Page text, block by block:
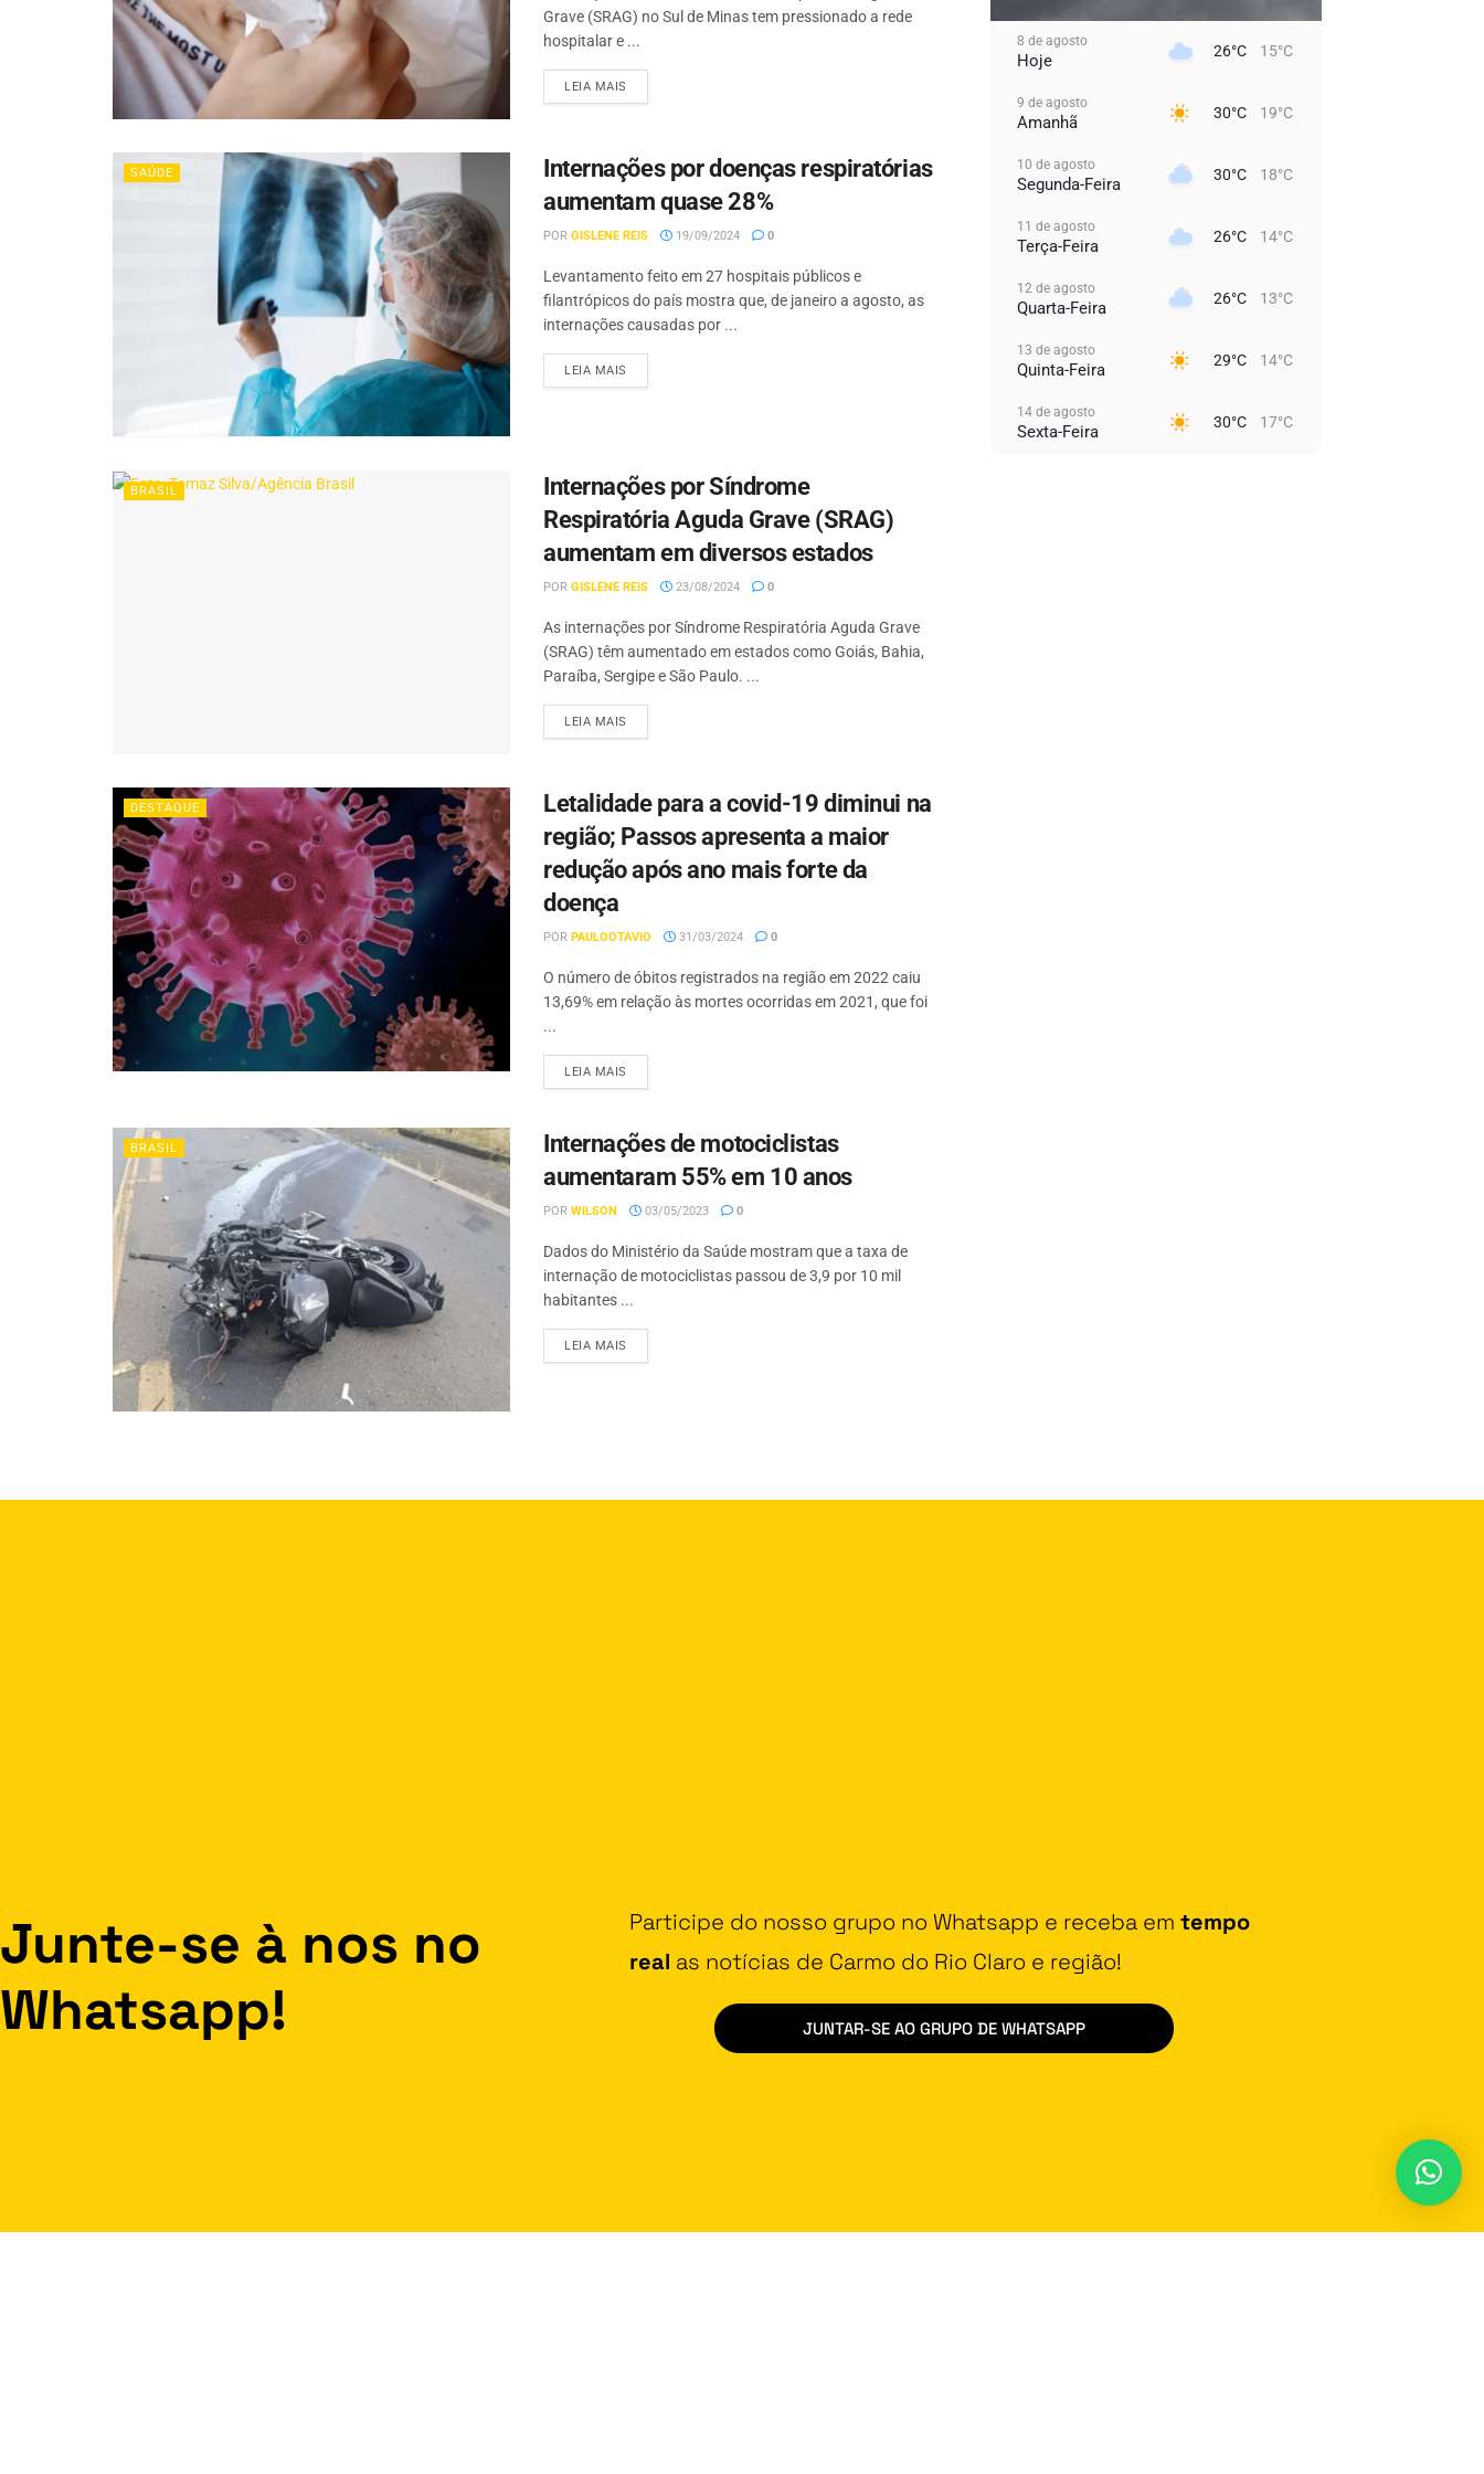
Grave (SRAG) no Sul de Minas tem pressionado a rede
hospitalar e ...
LEIA MAIS
SAÚDE
Internações por doenças respiratórias
aumentam quase 28%
POR GISLENE REIS 19/09/2024 0
Levantamento feito em 27 hospitais públicos e
filantrópicos do país mostra que, de janeiro a agosto, as
internações causadas por ...
LEIA MAIS
BRASIL
Internações por Síndrome
Respiratória Aguda Grave (SRAG)
aumentam em diversos estados
POR GISLENE REIS 23/08/2024 0
As internações por Síndrome Respiratória Aguda Grave
(SRAG) têm aumentado em estados como Goiás, Bahia,
Paraíba, Sergipe e São Paulo. ...
LEIA MAIS
DESTAQUE
Letalidade para a covid-19 diminui na
região; Passos apresenta a maior
redução após ano mais forte da
doença
POR PAULOOTAVIO 31/03/2024 0
O número de óbitos registrados na região em 2022 caiu
13,69% em relação às mortes ocorridas em 2021, que foi
...
LEIA MAIS
BRASIL
Internações de motociclistas
aumentaram 55% em 10 anos
POR WILSON 03/05/2023 0
Dados do Ministério da Saúde mostram que a taxa de
internação de motociclistas passou de 3,9 por 10 mil
habitantes ...
LEIA MAIS
8 de agosto
Hoje 26°C 15°C
9 de agosto
Amanhã 30°C 19°C
10 de agosto
Segunda-Feira 30°C 18°C
11 de agosto
Terça-Feira 26°C 14°C
12 de agosto
Quarta-Feira 26°C 13°C
13 de agosto
Quinta-Feira 29°C 14°C
14 de agosto
Sexta-Feira 30°C 17°C
Junte-se à nos no
Whatsapp!
Participe do nosso grupo no Whatsapp e receba em tempo
real as notícias de Carmo do Rio Claro e região!
JUNTAR-SE AO GRUPO DE WHATSAPP